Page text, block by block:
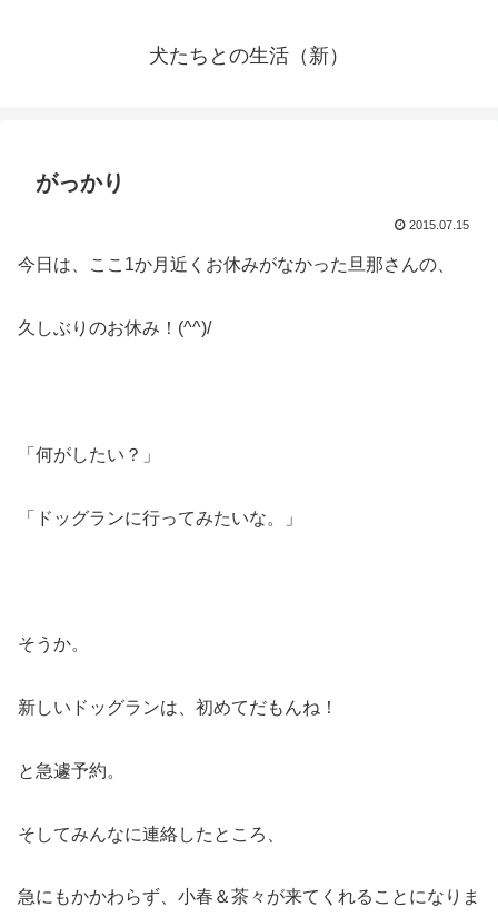
犬たちとの生活（新）
がっかり
2015.07.15
今日は、ここ1か月近くお休みがなかった旦那さんの、
久しぶりのお休み！(^^)/
「何がしたい？」
「ドッグランに行ってみたいな。」
そうか。
新しいドッグランは、初めてだもんね！
と急遽予約。
そしてみんなに連絡したところ、
急にもかかわらず、小春＆茶々が来てくれることになりま